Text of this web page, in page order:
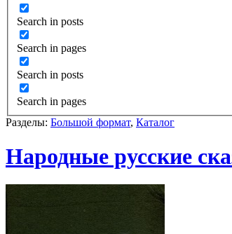
Search in posts
Search in pages
Search in posts
Search in pages
Разделы: Большой формат, Каталог
Народные русские